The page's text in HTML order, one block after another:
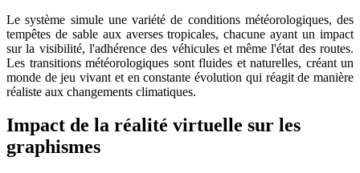
Le système simule une variété de conditions météorologiques, des
tempêtes de sable aux averses tropicales, chacune ayant un impact
sur la visibilité, l'adhérence des véhicules et même l'état des routes.
Les transitions météorologiques sont fluides et naturelles, créant un
monde de jeu vivant et en constante évolution qui réagit de manière
réaliste aux changements climatiques.
Impact de la réalité virtuelle sur les
graphismes